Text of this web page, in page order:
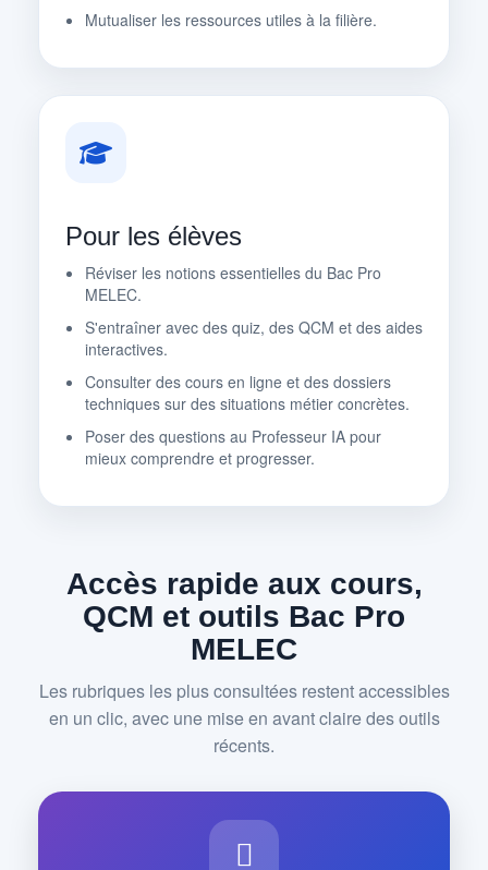
Mutualiser les ressources utiles à la filière.
Pour les élèves
Réviser les notions essentielles du Bac Pro
MELEC.
S'entraîner avec des quiz, des QCM et des aides
interactives.
Consulter des cours en ligne et des dossiers
techniques sur des situations métier concrètes.
Poser des questions au Professeur IA pour
mieux comprendre et progresser.
Accès rapide aux cours,
QCM et outils Bac Pro
MELEC
Les rubriques les plus consultées restent accessibles
en un clic, avec une mise en avant claire des outils
récents.